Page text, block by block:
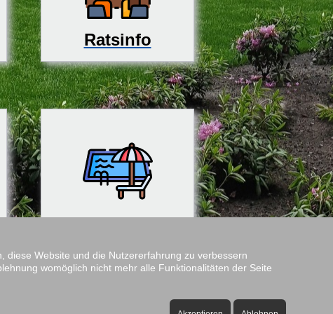
Ratsinfo
diese Website und die Nutzererfahrung zu verbessern
womöglich nicht mehr alle Funktionalitäten der Seite